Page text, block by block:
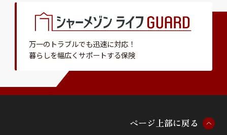
万一のトラブルでも迅速に対応！
暮らしを幅広くサポートする保険
ページ 上部に戻る